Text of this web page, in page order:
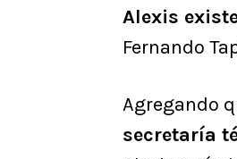
Alexis
Fernando
Agregando
secretaría